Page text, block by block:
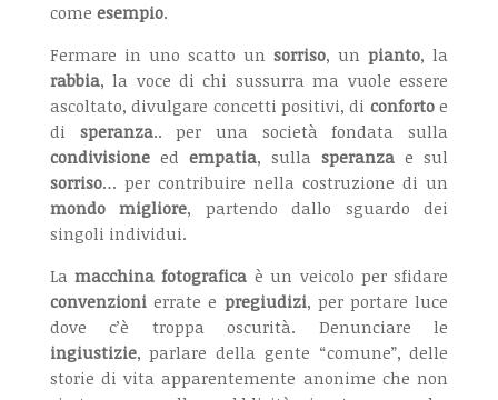
come esempio.
Fermare in uno scatto unsorriso, unpianto, la
rabbia, la voce di chi sussurra ma vuole essere
ascoltato, divulgare concetti positivi, di confortoe
di speranza.. per una società fondata sulla
condivisioneed empatia, sullasperanza e sul
sorriso… per contribuire nella costruzione di un
mondo migliore, partendo dallo sguardo dei
singoli individui.
Lamacchina fotografica è un veicolo per sfidare
convenzionierrate e pregiudizi, per portare luce
dove c’è troppa oscurità. Denunciare le
ingiustizie, parlare della gente “comune”, delle
storie di vita apparentemente anonime che non